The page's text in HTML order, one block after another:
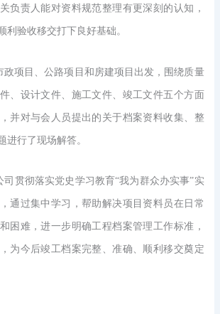
负责人能对资料规范整理有更深刻的认知，
利验收移交打下良好基础。
政项目、公路项目和房建项目出发，围绕质量
、设计文件、施工文件、竣工文件五个方面
并对与会人员提出的关于档案资料收集、整
进行了现场解答。
司贯彻落实党史学习教育“我为群众办实事”实
通过集中学习，帮助解决项目资料员在日常
困难，进一步明确工程档案管理工作标准，
为今后竣工档案完整、准确、顺利移交奠定